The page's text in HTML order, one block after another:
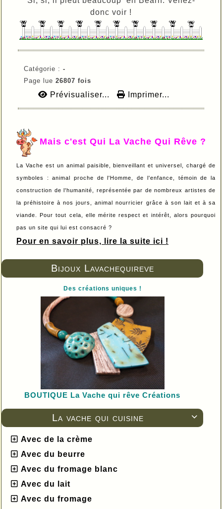
Bijoux Lavachequireve
Des créations uniques !
BOUTIQUE La Vache qui rêve Créations

La vache qui cuisine
Avec de la crème
Avec du beurre
Avec du fromage blanc
Avec du lait
Avec du fromage
donc voir !
Catégorie : -
Page lue 26807 fois
Prévisualiser... Imprimer...
Mais c'est Qui La Vache Qui Rêve ?
La Vache est un animal paisible, bienveillant et universel, chargé de
symboles : animal proche de l'Homme, de l'enfance, témoin de la
construction de l'humanité, représentée par de nombreux artistes de
la préhistoire à nos jours, animal nourricier grâce à son lait et à sa
viande. Pour tout cela, elle mérite respect et intérêt, alors pourquoi
pas un site qui lui est consacré ?
Pour en savoir plus, lire la suite ici !